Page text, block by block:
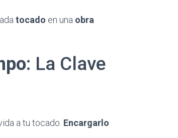
tocado en una obra
: La Clave
a tu tocado. Encargarlo